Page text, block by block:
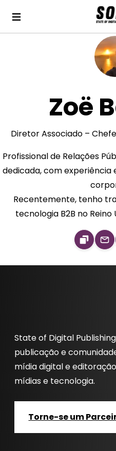
Zoë
Diretor Associado –
Profissional de Relações
dedicada, com experiência
Recentemente, tenho
tecnologia B2B no Reino
State of Digital
publicação e
mídia digital e
mídias e tecnologia.
Torne-se um